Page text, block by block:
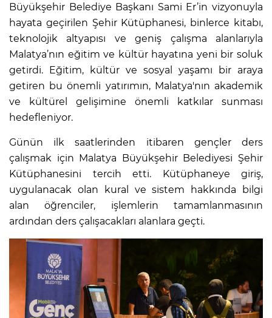
Büyükşehir Belediye Başkanı Sami Er’in vizyonuyla
hayata geçirilen Şehir Kütüphanesi, binlerce kitabı,
teknolojik altyapısı ve geniş çalışma alanlarıyla
Malatya’nın eğitim ve kültür hayatına yeni bir soluk
getirdi. Eğitim, kültür ve sosyal yaşamı bir araya
getiren bu önemli yatırımın, Malatya'nın akademik
ve kültürel gelişimine önemli katkılar sunması
hedefleniyor.
Günün ilk saatlerinden itibaren gençler ders
çalışmak için Malatya Büyükşehir Belediyesi Şehir
Kütüphanesini tercih etti. Kütüphaneye giriş,
uygulanacak olan kural ve sistem hakkında bilgi
alan öğrenciler, işlemlerin tamamlanmasının
ardından ders çalışacakları alanlara geçti.